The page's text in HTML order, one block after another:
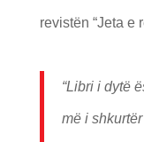
revistën “Jeta e
“Libri i dytë
më i shkurtër